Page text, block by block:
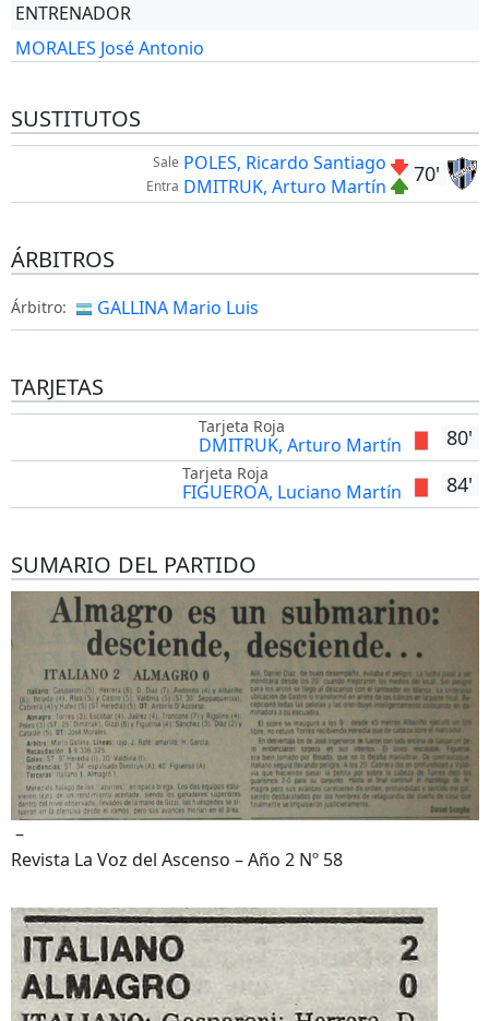
ENTRENADOR
MORALES José Antonio
SUSTITUTOS
70'
Sale POLES, Ricardo Santiago
Entra DMITRUK, Arturo Martín
ÁRBITROS
Árbitro: GALLINA Mario Luis
TARJETAS
80'
Tarjeta Roja
DMITRUK, Arturo Martín
84'
Tarjeta Roja
FIGUEROA, Luciano Martín
SUMARIO DEL PARTIDO
–
Revista La Voz del Ascenso – Año 2 Nº 58